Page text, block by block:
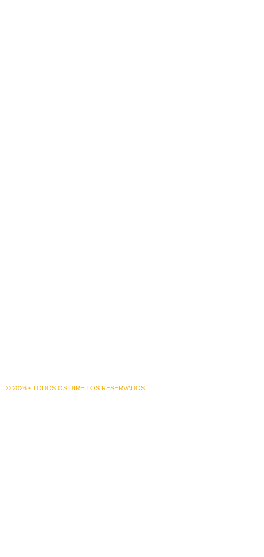
© 2026 • TODOS OS DIREITOS RESERVADOS